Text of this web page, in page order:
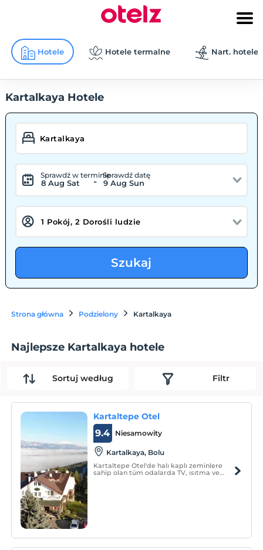
Hotele Hotele termalne Nart. hotele
Kartalkaya Hotele
Sprawdź w terminie
8 Aug Sat -
Sprawdź datę
9 Aug Sun
Szukaj
Strona główna Podzielony Kartalkaya
Najlepsze Kartalkaya hotele
Sortuj według Filtr
Kartaltepe Otel
Niesamowity
9.4
Kartalkaya, Bolu
Kartaltepe Otel'de halı kaplı zeminlere
sahip olan tüm odalarda TV, ısıtma ve